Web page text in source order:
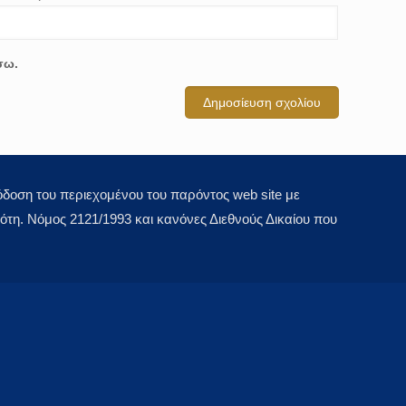
του περιεχομένου του παρόντος web site με
Νόμος 2121/1993 και κανόνες Διεθνούς Δικαίου που